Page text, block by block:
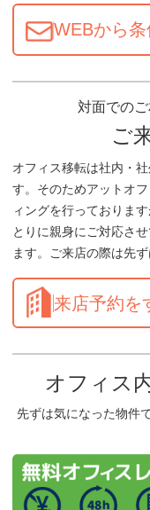
WEBから
対面での
ご
オフィス移転は社内・
す。そのためアットオ
ィングを行っておりま
とりに親身にご対応さ
ます。ご来店の際は先
来店予約を
オフィス
先ずは気になった物件